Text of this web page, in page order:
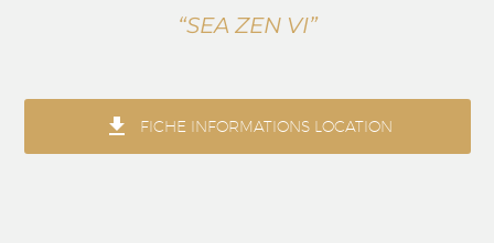
“SEA ZEN VI”
 FICHE INFORMATIONS LOCATION